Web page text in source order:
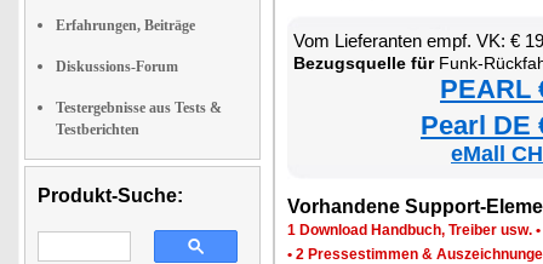
Erfahrungen, Beiträge
Diskussions-Forum
Testergebnisse aus Tests &
Testberichten
Produkt-Suche:
Vom Lieferanten empf. VK: €
Bezugsquelle fürFunk-Rückfahrkamera
PEARL
Pearl DE
eMall
Vorhandene Support-
1 Download Handbuch, Treiber usw. •
• 2 Pressestimmen &